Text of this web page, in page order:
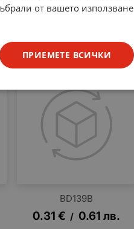
5.06€ / 9.90лв.
BD139B
0.31 € / 0.61 лв.
от вашето използване
ПРИЕМЕТЕ ВСИЧКИ